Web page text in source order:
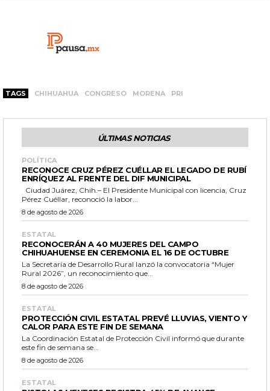
TAGS CHIHUAHUA CONGRESO MORENA PRI
ÚLTIMAS NOTICIAS
POLÍTICA
RECONOCE CRUZ PÉREZ CUÉLLAR EL LEGADO DE RUBÍ
ENRÍQUEZ AL FRENTE DEL DIF MUNICIPAL
Pérez Cuéllar, reconoció la labor...
8 de agosto de 2026
ESTATAL
RECONOCERÁN A 40 MUJERES DEL CAMPO
CHIHUAHUENSE EN CEREMONIA EL 16 DE OCTUBRE
La Secretaría de Desarrollo Rural lanzó la convocatoria “Mujer
Rural 2026”, un reconocimiento que...
8 de agosto de 2026
ESTATAL
PROTECCIÓN CIVIL ESTATAL PREVÉ LLUVIAS, VIENTO Y
CALOR PARA ESTE FIN DE SEMANA
La Coordinación Estatal de Protección Civil informó que durante
este fin de semana se...
8 de agosto de 2026
ESTATAL